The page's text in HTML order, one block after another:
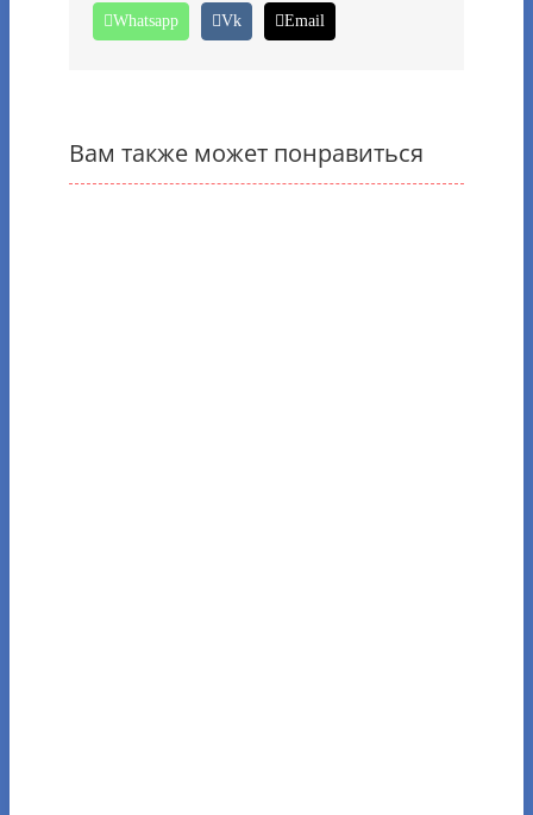
Whatsapp Vk Email
Вам также может понравиться